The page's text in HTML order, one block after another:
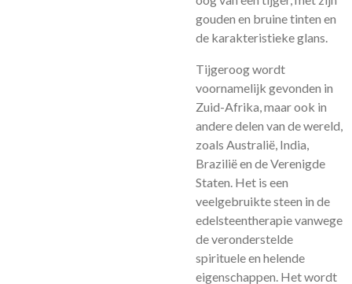
gouden en bruine tinten en
de karakteristieke glans.
Tijgeroog wordt
voornamelijk gevonden in
Zuid-Afrika, maar ook in
andere delen van de wereld,
zoals Australië, India,
Brazilië en de Verenigde
Staten. Het is een
veelgebruikte steen in de
edelsteentherapie vanwege
de veronderstelde
spirituele en helende
eigenschappen. Het wordt